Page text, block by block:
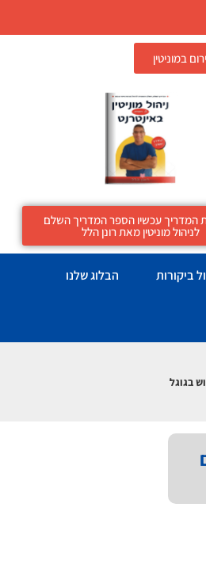
במוניטין
המדריך עכשיו הספר המדריך השלם
לניהול מוניטין מאת רונן הלל
ביקורות הבלוג שלנו
בגוגל